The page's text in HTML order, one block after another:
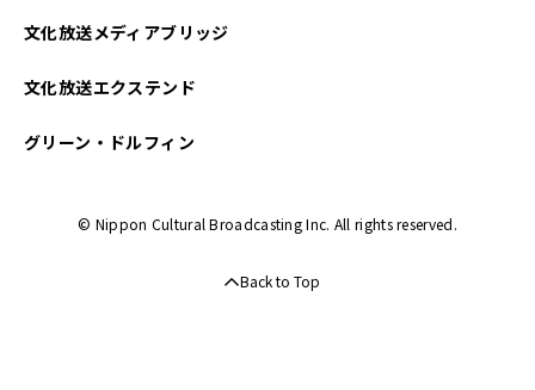
2025年01月
2024年12月
2024年11月
文化放送メディアブリッジ
文化放送エクステンド
グリーン・ドルフィン
© Nippon Cultural Broadcasting Inc. All rights reserved.
Back to Top